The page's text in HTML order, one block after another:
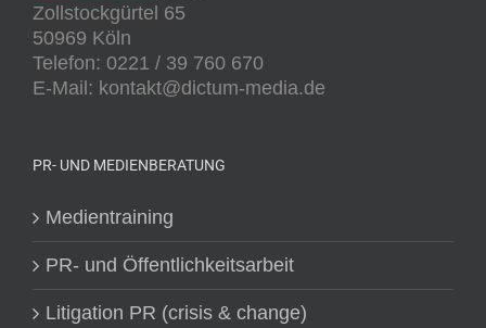
Zollstockgürtel 65
50969 Köln
Telefon: 0221 / 39 760 670
E-Mail: kontakt@dictum-media.de
PR- UND MEDIENBERATUNG
Medientraining
PR- und Öffentlichkeitsarbeit
Litigation PR (crisis & change)